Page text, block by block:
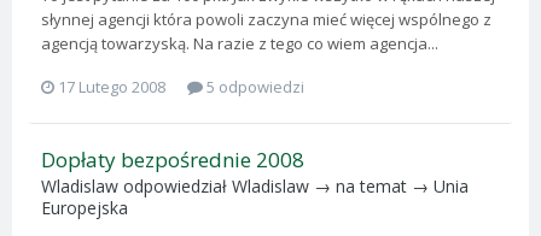
słynnej agencji która powoli zaczyna mieć więcej wspólnego z
agencją towarzyską. Na razie z tego co wiem agencja...
17 Lutego 2008
5 odpowiedzi
Dopłaty bezpośrednie 2008
Wladislaw odpowiedział Wladislaw → na temat → Unia
Europejska